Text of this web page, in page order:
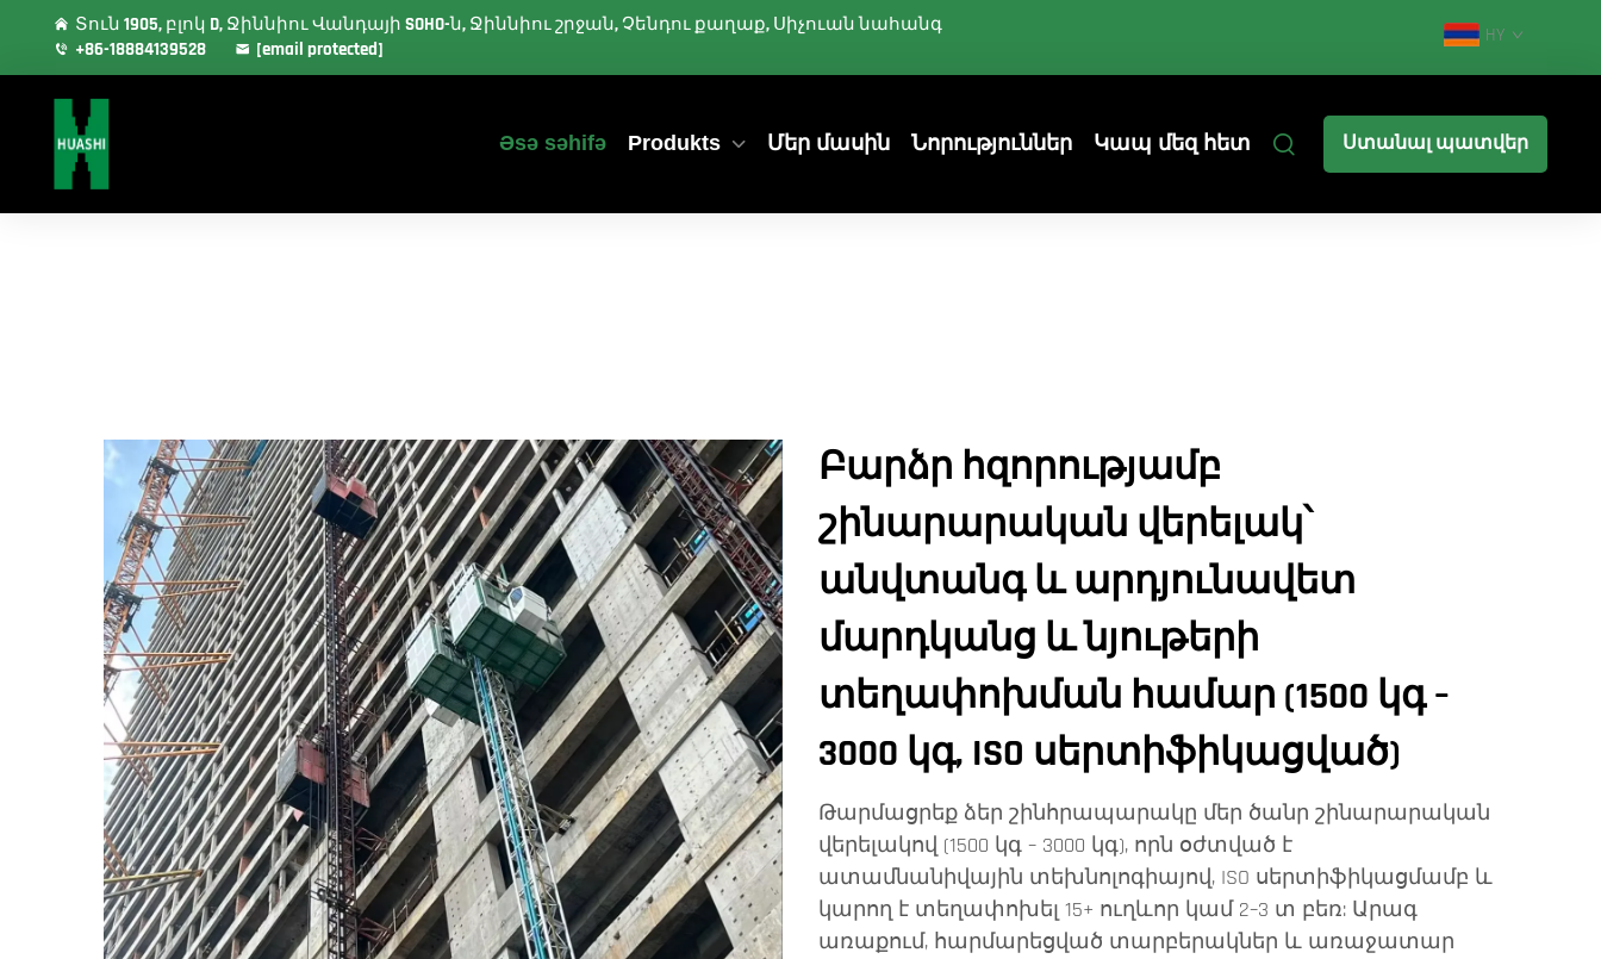
Տուն 1905, բլոկ D, Ջիննիու Վանդայի SOHO-ն, Ջիննիու շրջան, Չենդու քաղաք, Սիչուան նահանգ
+86-18884139528
[email protected]
HY
Əsə səhifə Produkts Մեր մասին Նորություններ Կապ մեզ հետ Ստանալ պատվեր
Բարձր հզորությամբ
շինարարական վերելակ՝
անվտանգ և արդյունավետ
մարդկանց և նյութերի
տեղափոխման համար (1500 կգ –
3000 կգ, ISO սերտիֆիկացված)
Թարմացրեք ձեր շինհրապարակը մեր ծանր շինարարական
վերելակով (1500 կգ – 3000 կգ), որն օժտված է
ատամնանիվային տեխնոլոգիայով, ISO սերտիֆիկացմամբ և
կարող է տեղափոխել 15+ ուղևոր կամ 2–3 տ բեռ: Արագ
առաքում, հարմարեցված տարբերակներ և առաջատար